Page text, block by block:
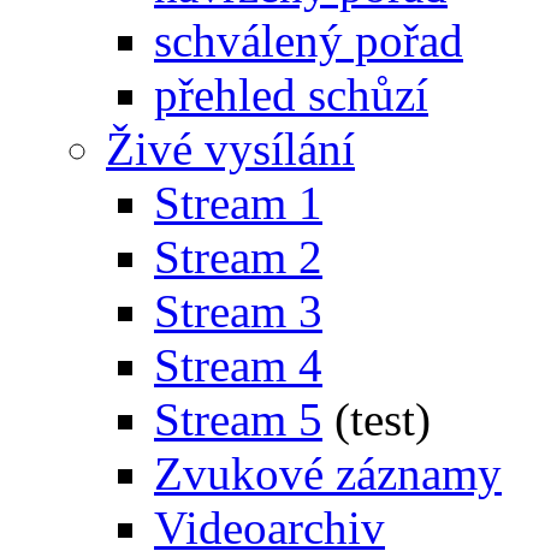
schválený pořad
přehled schůzí
Živé vysílání
Stream 1
Stream 2
Stream 3
Stream 4
Stream 5 (test)
Zvukové záznamy
Videoarchiv